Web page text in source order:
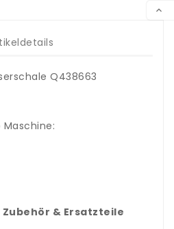

Q438663
Maschine:
& Ersatzteile